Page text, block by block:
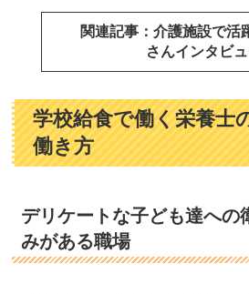
関連記事：介護施設で活
さんインタビ
学校給食で働く栄養士
働き方
デリケートな子ども達への
みがある職場